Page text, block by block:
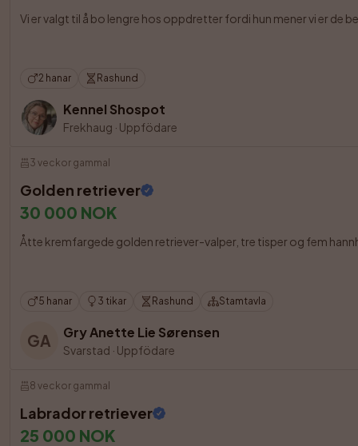
Vi er valgt til å bo lengre hos oppdretter fordi hun mener vi er de
2 hanar Rashund
Kennel Shospot
Frekhaug · Uppfödare
3 veckor gammal
Golden retriever
30 000 NOK
Åtte kremfargede golden retriever-valper, tre tisper og fem
5 hanar 3 tikar Rashund Stamtavla
GA Gry Anette Lie Sørensen
Svarstad · Uppfödare
8 veckor gammal
Labrador retriever
25 000 NOK